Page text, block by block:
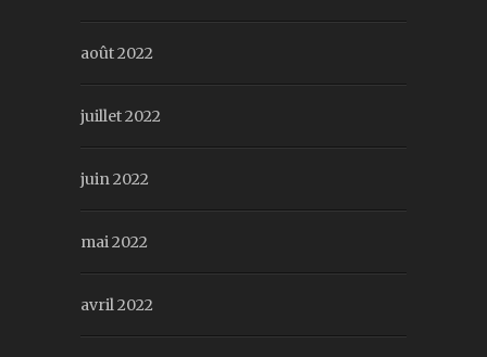
août 2022
juillet 2022
juin 2022
mai 2022
avril 2022